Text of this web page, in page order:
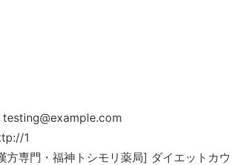
testing@example.com
1
方専門・福神トシモリ薬局] ダイエットカ